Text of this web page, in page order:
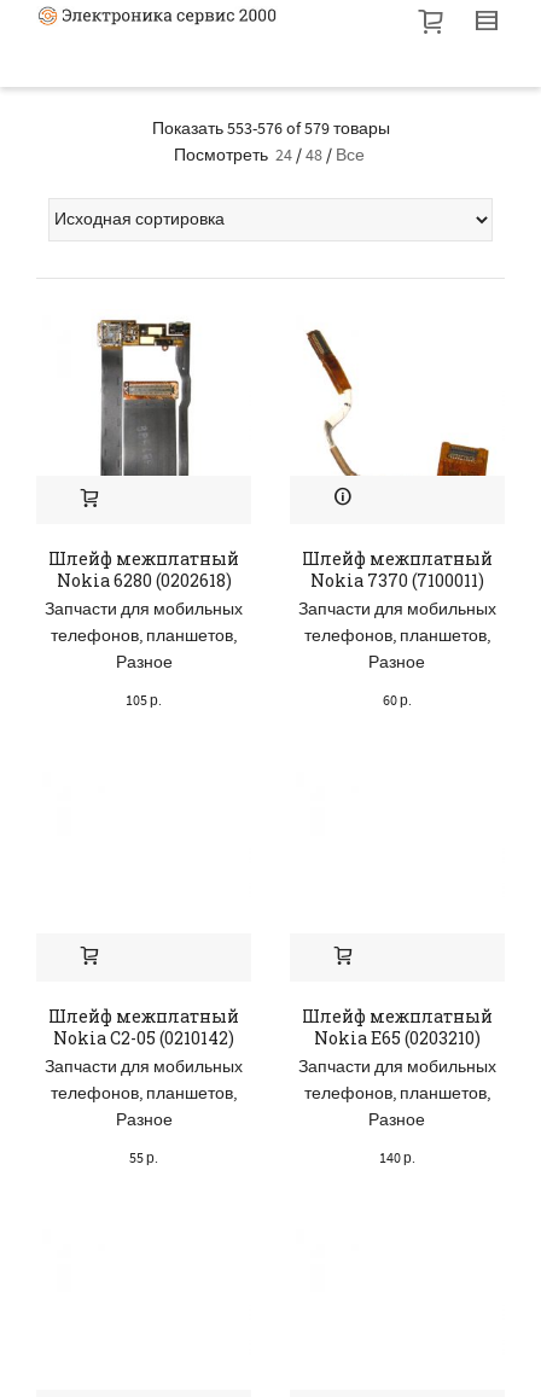
Показать 553-576 of 579 товары
Посмотреть 24/48/ Все
Шлейф межплатный
Nokia 6280 (0202618)
Запчасти для мобильных
телефонов, планшетов,
Разное
105р.
Шлейф межплатный
Nokia 7370 (7100011)
Запчасти для мобильных
телефонов, планшетов,
Разное
60р.
Шлейф межплатный
Nokia C2-05 (0210142)
Запчасти для мобильных
телефонов, планшетов,
Разное
55р.
Шлейф межплатный
Nokia E65 (0203210)
Запчасти для мобильных
телефонов, планшетов,
Разное
140р.